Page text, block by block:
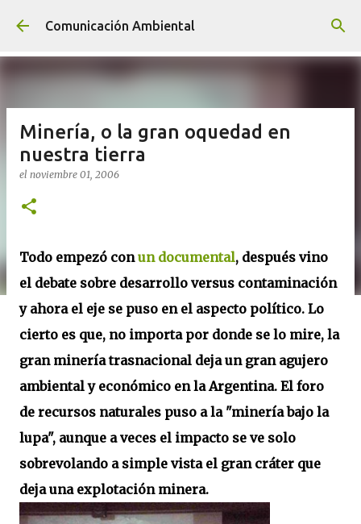
Ir al contenido principal
Comunicación Ambiental
Minería, o la gran oquedad en
nuestra tierra
el noviembre 01, 2006
Todo empezó conun documental, después vino
el debate sobre desarrollo versus contaminación
y ahora el eje se puso en el aspecto político. Lo
cierto es que, no importa por donde se lo mire, la
gran minería trasnacional deja un gran agujero
ambiental y económico en la Argentina. El foro
de recursos naturales puso a la "minería bajo la
lupa", aunque a veces el impacto se ve solo
sobrevolando a simple vista el gran cráter que
deja una explotación minera.